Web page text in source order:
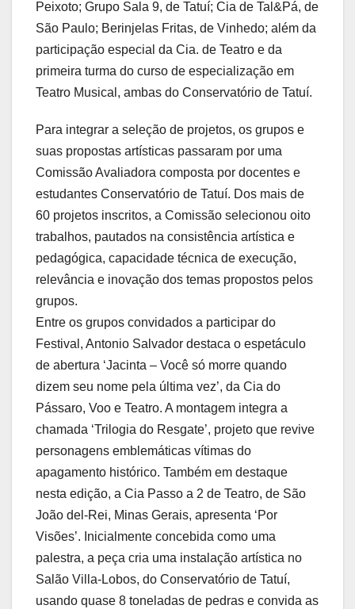
Peixoto; Grupo Sala 9, de Tatuí; Cia de Tal&Pá, de
São Paulo; Berinjelas Fritas, de Vinhedo; além da
participação especial da Cia. de Teatro e da
primeira turma do curso de especialização em
Teatro Musical, ambas do Conservatório de Tatuí.
Para integrar a seleção de projetos, os grupos e
suas propostas artísticas passaram por uma
Comissão Avaliadora composta por docentes e
estudantes Conservatório de Tatuí. Dos mais de
60 projetos inscritos, a Comissão selecionou oito
trabalhos, pautados na consistência artística e
pedagógica, capacidade técnica de execução,
relevância e inovação dos temas propostos pelos
grupos.
Entre os grupos convidados a participar do
Festival, Antonio Salvador destaca o espetáculo
de abertura ‘Jacinta – Você só morre quando
dizem seu nome pela última vez’, da Cia do
Pássaro, Voo e Teatro. A montagem integra a
chamada ‘Trilogia do Resgate’, projeto que revive
personagens emblemáticas vítimas do
apagamento histórico. Também em destaque
nesta edição, a Cia Passo a 2 de Teatro, de São
João del-Rei, Minas Gerais, apresenta ‘Por
Visões’. Inicialmente concebida como uma
palestra, a peça cria uma instalação artística no
Salão Villa-Lobos, do Conservatório de Tatuí,
usando quase 8 toneladas de pedras e convida as